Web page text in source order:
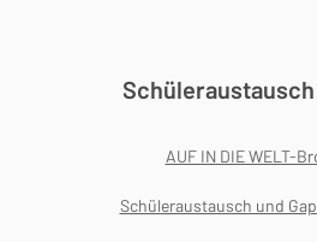
AUF IN DIE WELT-
Schüleraustausch und